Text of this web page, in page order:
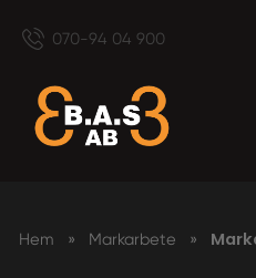
070-94 04 900
Hem » Markarbete »